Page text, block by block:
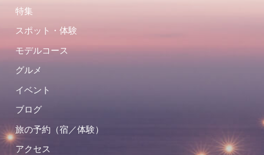
特集
スポット・体験
モデルコース
グルメ
イベント
ブログ
旅の予約（宿／体験）
アクセス